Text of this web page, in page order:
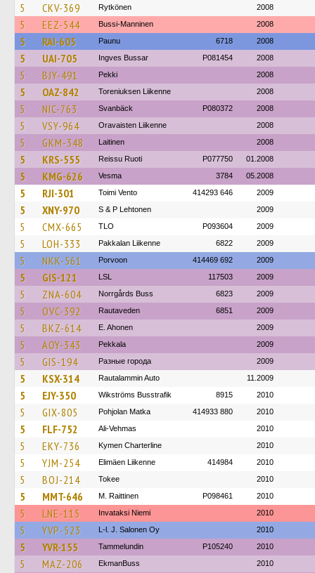
5 CKV-369 Rytkönen 2008
5 EEZ-544 Bussi-Manninen 2008
5 RAI-605 Paunu 6718 2008
5 UAI-705 Ingves Bussar P081454 2008
5 BJY-491 Pekki 2008
5 OAZ-842 Toreniuksen Liikenne 2008
5 NIC-763 Svanbäck P080372 2008
5 VSY-964 Oravaisten Liikenne 2008
5 GKM-348 Laitinen 2008
5 KRS-555 Reissu Ruoti P077750 01.2008
5 KMG-626 Vesma 3784 05.2008
5 RJI-301 Toimi Vento 414293 646 2009
5 XNY-970 S & P Lehtonen 2009
5 CMX-665 TLO P093604 2009
5 LOH-333 Pakkalan Liikenne 6822 2009
5 NKK-561 Porvoon 414469 692 2009
5 GIS-121 LSL 117503 2009
5 ZNA-604 Norrgårds Buss 6823 2009
5 OVC-392 Rautaveden 6851 2009
5 BKZ-614 E. Ahonen 2009
5 AOY-343 Pekkala 2009
5 GIS-194 Разные города 2009
5 KSX-314 Rautalammin Auto 11.2009
5 EJY-350 Wikströms Busstrafik 8915 2010
5 GIX-805 Pohjolan Matka 414933 880 2010
5 FLF-752 Ali-Vehmas 2010
5 EKY-736 Kymen Charterline 2010
5 YJM-254 Elimäen Liikenne 414984 2010
5 BOJ-214 Tokee 2010
5 MMT-646 M. Raittinen P098461 2010
5 LNE-115 Invataksi Niemi 2010
5 YVP-523 L-l. J. Salonen Oy 2010
5 YVR-155 Tammelundin P105240 2010
5 MAZ-206 EkmanBuss 2010